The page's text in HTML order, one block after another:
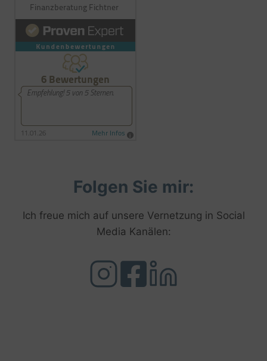
Folgen Sie mir:
Ich freue mich auf unsere Vernetzung in Social
Media Kanälen: